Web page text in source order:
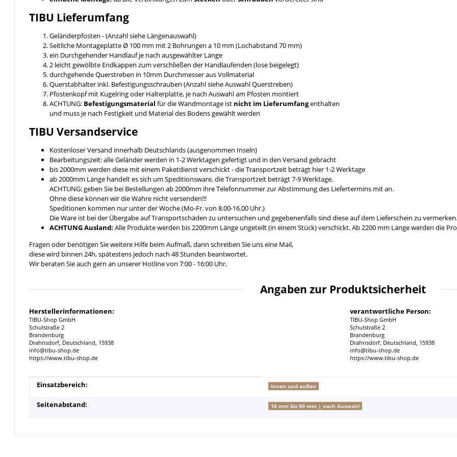
TIBU Lieferumfang
Geländerpfosten - (Anzahl siehe Längenauswahl)
Seitliche Montageplatte Ø 100 mm mit 2 Bohrungen a 10 mm (Lochabstand 70 mm)
ein Durchgehender Handlauf je nach ausgewählter Länge
2 leicht gewölbte Endkappen zum verschließen der Handlaufenden (lose beigelegt)
durchgehende Querstreben in 10mm Durchmesser aus Vollmaterial
Querstabhalter inkl. Befestigungsschrauben (Anzahl siehe Auswahl Querstreben)
Pfostenkopf mit Kugelring oder Halterplatte, je nach Auswahl am Pfosten montiert
ACHTUNG: Befestigungsmaterial für die Wandmontage ist nicht im Lieferumfangenthalten
und muss je nach Festigkeit und Material des Bodens gewählt werden
TIBU Versandservice
Kostenloser Versand innerhalb Deutschlands (ausgenommen Inseln)
Bearbeitungszeit: alle Geländer werden in 1-2 Werktagen gefertigt und in den Versand gebracht
bis 2000mm werden diese mit einem Paketdienst verschickt - die Transportzeit beträgt hier 1-2 Werktage
ab 2000mm Länge handelt es sich um Speditionsware, die Transportzeit beträgt 7-9 Werktage.
ACHTUNG: geben Sie bei Bestellungen ab 2000mm ihre Telefonnummer zur Abstimmung des Liefertermins mit an.
Ohne diese können wir die Wahre nicht versenden!!!
Speditionen kommen nur unter der Woche (Mo-Fr. von 8.00-16.00 Uhr.)
Die Ware ist bei der Übergabe auf Transportschäden zu untersuchen und gegebenenfalls sind diese auf dem Lieferschein zu vermerken.
ACHTUNG Ausland: Alle Produkte werden bis 2200mm Länge ungeteilt (in einem Stück) verschickt. Ab 2200 mm Länge werden die
Fragen oder benötigen Sie weitere Hilfe beim Aufmaß, dann schreiben Sie uns eine Mail,
diese wird binnen 24h, spätestens jedoch nach 48 Stunden beantwortet.
Wir beraten Sie auch gern an unserer Hotline von 7:00 - 16:00 Uhr.
Angaben zur Produktsicherheit
Herstellerinformationen:
TIBU-Shop GmbH
Schulstraße 2
Brandenburg
Drahnsdorf, Deutschland, 15938
info@tibu-shop.de
https://www.tibu-shop.de
verantwortliche Person:
TIBU-Shop GmbH
Schulstraße 2
Brandenburg
Drahnsdorf, Deutschland, 15938
info@tibu-shop.de
https://www.tibu-shop.de
Produkteigenschaft
Wert
Einsatzbereich: innen und außen
Seitenabstand: 10 mm bis 90 mm | nach Auswahl